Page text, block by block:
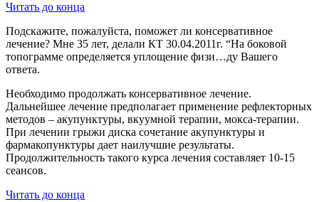
Читать до конца
Подскажите, пожалуйста, поможет ли консервативное
лечение? Мне 35 лет, делали КТ 30.04.2011г. “На боковой
топограмме определяется уплощение физи…ду Вашего
ответа.
Необходимо продолжать консервативное лечение.
Дальнейшее лечение предполагает применение рефлекторных
методов – акупунктуры, вкуумной терапии, мокса-терапии.
При лечении грыжи диска сочетание акупунктуры и
фармакопунктуры дает наилучшие результаты.
Продолжительность такого курса лечения составляет 10-15
сеансов.
Читать до конца